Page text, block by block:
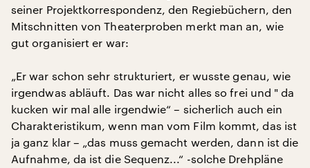
seiner Projektkorrespondenz, den Regiebüchern, den
Mitschnitten von Theaterproben merkt man an, wie
gut organisiert er war:
„Er war schon sehr strukturiert, er wusste genau, wie
irgendwas abläuft. Das war nicht alles so frei und " da
kucken wir mal alle irgendwie“ – sicherlich auch ein
Charakteristikum, wenn man vom Film kommt, das ist
ja ganz klar – „das muss gemacht werden, dann ist die
Aufnahme, da ist die Sequenz...“ -solche Drehpläne